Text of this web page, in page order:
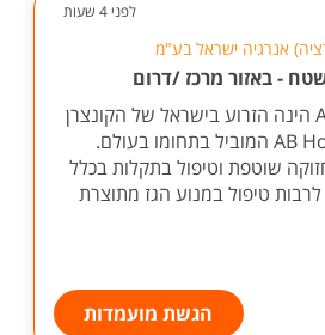
לפני 4 שעות
אנרגיה ישראל בע"מ
- באזור מרכז /דרום
AB ENERGY ISRAEL הינה הזרוע בישראל של הקונצרן
האיטלקי AB Holding SPA המוביל בתחומו בעולם.
שוטפת וטיפול בתקלות בכלל
טיפול במנוע הגז מתוצרת
הגשת מועמדות